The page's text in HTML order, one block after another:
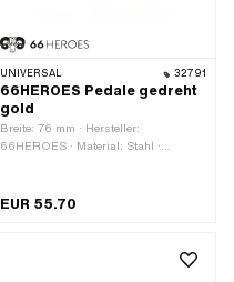
UNIVERSAL 32791
66HEROES Pedale gedreht
gold
Breite: 76 mm · Hersteller:
66HEROES · Material: Stahl ·
Aussenvierkant · Gesamtlänge: 133
EUR 55.70